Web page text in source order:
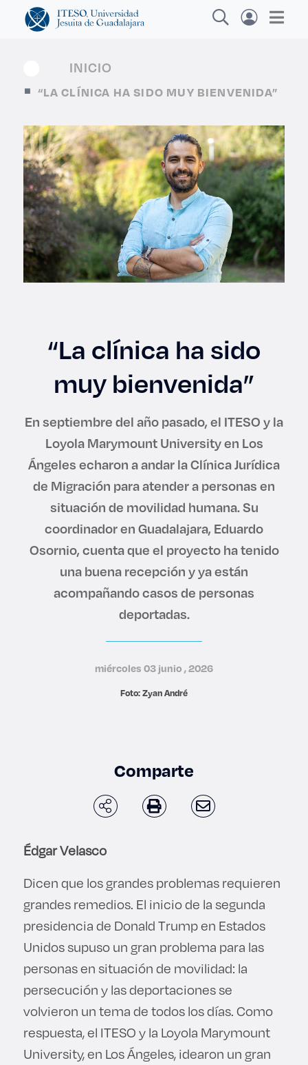
actividades y noticias
Diplomados y Curs|
Aspirantes
Graduaciones
CRUCE
Derecho
Lo más buscado
Carreras
INICIO
“LA CLÍNICA HA SIDO MUY BIENVENIDA”
“La clínica ha sido
muy bienvenida”
En septiembre del año pasado, el ITESO y la
Loyola Marymount University en Los
Ángeles echaron a andar la Clínica Jurídica
de Migración para atender a personas en
situación de movilidad humana. Su
coordinador en Guadalajara, Eduardo
Osornio, cuenta que el proyecto ha tenido
una buena recepción y ya están
acompañando casos de personas
deportadas.
miércoles 03 junio , 2026
Foto: Zyan André
Comparte
Édgar Velasco
Dicen que los grandes problemas requieren
grandes remedios. El inicio de la segunda
presidencia de Donald Trump en Estados
Unidos supuso un gran problema para las
personas en situación de movilidad: la
persecución y las deportaciones se
volvieron un tema de todos los días. Como
respuesta, el ITESO y la Loyola Marymount
University, en Los Ángeles, idearon un gran